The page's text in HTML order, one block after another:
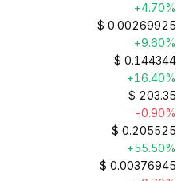
+4.70%
$ 0.00269925
+9.60%
$ 0.144344
+16.40%
$ 203.35
-0.90%
$ 0.205525
+55.50%
$ 0.00376945